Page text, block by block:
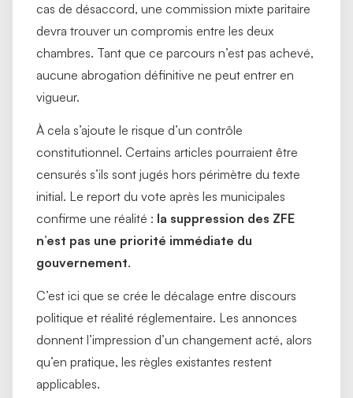
cas de désaccord, une commission mixte paritaire
devra trouver un compromis entre les deux
chambres. Tant que ce parcours n’est pas achevé,
aucune abrogation définitive ne peut entrer en
vigueur.
À cela s’ajoute le risque d’un contrôle
constitutionnel. Certains articles pourraient être
censurés s’ils sont jugés hors périmètre du texte
initial. Le report du vote après les municipales
confirme une réalité : la suppression des ZFE
n’est pas une priorité immédiate du
gouvernement.
C’est ici que se crée le décalage entre discours
politique et réalité réglementaire. Les annonces
donnent l’impression d’un changement acté, alors
qu’en pratique, les règles existantes restent
applicables.